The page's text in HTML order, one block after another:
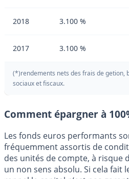
2018 3.100 %
2017 3.100 %
(*)rendements nets des frais de getion,
sociaux et fiscaux.
Comment épargner à
Les fonds euros performants
fréquemment assortis de
des unités de compte, à risque
un non sens absolu. Si cela fait